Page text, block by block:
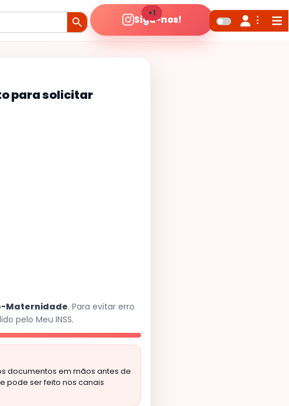
Search Button
Siga-nos!
+1
para solicitar
Maternidade. Para evitar erro
pelo Meu INSS.
documentos em mãos antes de
pode ser feito nos canais